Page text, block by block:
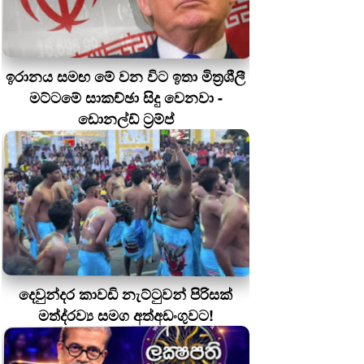
ඉරානය සමඟ මේ වන විට ඉතා මිත්‍රශීලී
මට්ටමේ සාකච්ඡා සිදු වෙනවා -
ඩොනල්ඩ් ට්‍රම්ප්
දෙවුන්දර කාවඩි නැට්ටුවන් පිරිසක්
මත්ද‍්‍රව්‍ය සමග අත්අඩංගුවට!